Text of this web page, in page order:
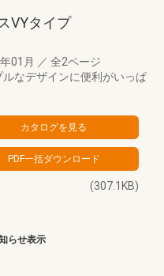
VYタイプ
01月 ／ 全2ページ
なデザインに便利がいっぱ
(307.1KB)
らせ表示